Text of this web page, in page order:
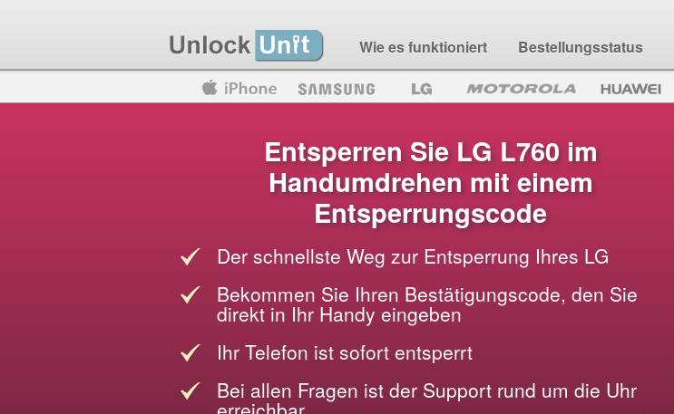
Wie es funktioniert Bestellungsstatus
Blackberry
Entsperren Sie LG L760 im
Handumdrehen mit einem
Entsperrungscode
Der schnellste Weg zur Entsperrung Ihres LG
Bekommen Sie Ihren Bestätigungscode, den Sie
direkt in Ihr Handy eingeben
Ihr Telefon ist sofort entsperrt
Bei allen Fragen ist der Support rund um die Uhr